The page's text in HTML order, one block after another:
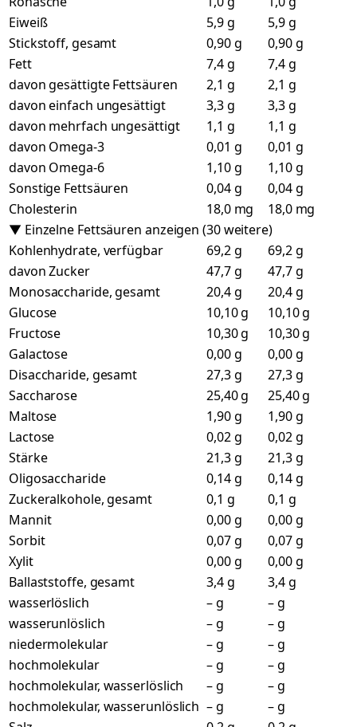
Eiweiß
5,9 g
5,9 g
Stickstoff, gesamt
0,90 g
0,90 g
Fett
7,4 g
7,4 g
davon gesättigte Fettsäuren
2,1 g
2,1 g
davon einfach ungesättigt
3,3 g
3,3 g
davon mehrfach ungesättigt
1,1 g
1,1 g
davon Omega-3
0,01 g
0,01 g
davon Omega-6
1,10 g
1,10 g
Sonstige Fettsäuren
0,04 g
0,04 g
Cholesterin
18,0 mg
18,0 mg
▼ Einzelne Fettsäuren anzeigen (30 weitere)
Kohlenhydrate, verfügbar
69,2 g
69,2 g
davon Zucker
47,7 g
47,7 g
Monosaccharide, gesamt
20,4 g
20,4 g
Glucose
10,10 g
10,10 g
Fructose
10,30 g
10,30 g
Galactose
0,00 g
0,00 g
Disaccharide, gesamt
27,3 g
27,3 g
Saccharose
25,40 g
25,40 g
Maltose
1,90 g
1,90 g
Lactose
0,02 g
0,02 g
Stärke
21,3 g
21,3 g
Oligosaccharide
0,14 g
0,14 g
Zuckeralkohole, gesamt
0,1 g
0,1 g
Mannit
0,00 g
0,00 g
Sorbit
0,07 g
0,07 g
Xylit
0,00 g
0,00 g
Ballaststoffe, gesamt
3,4 g
3,4 g
wasserlöslich
– g
– g
wasserunlöslich
– g
– g
niedermolekular
– g
– g
hochmolekular
– g
– g
hochmolekular, wasserlöslich
– g
– g
hochmolekular, wasserunlöslich – g
– g